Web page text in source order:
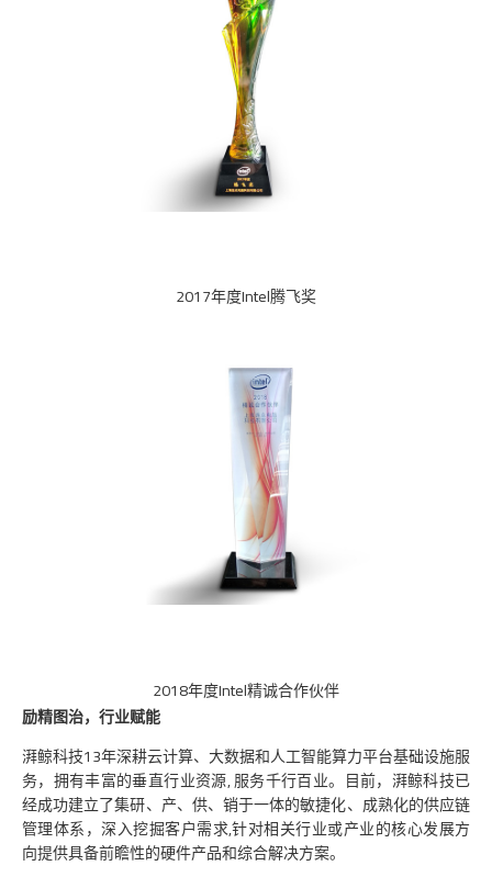
2017年度Intel腾飞奖
2018年度Intel精诚合作伙伴
励精图治，行业赋能
湃鲸科技13年深耕云计算、大数据和人工智能算力平台基础设施服
务，拥有丰富的垂直行业资源, 服务千行百业。目前，湃鲸科技已
经成功建立了集研、产、供、销于一体的敏捷化、成熟化的供应链
管理体系，深入挖掘客户需求,针对相关行业或产业的核心发展方
向提供具备前瞻性的硬件产品和综合解决方案。